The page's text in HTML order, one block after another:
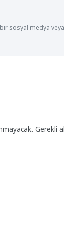
bir sosyal medya
Gerekli